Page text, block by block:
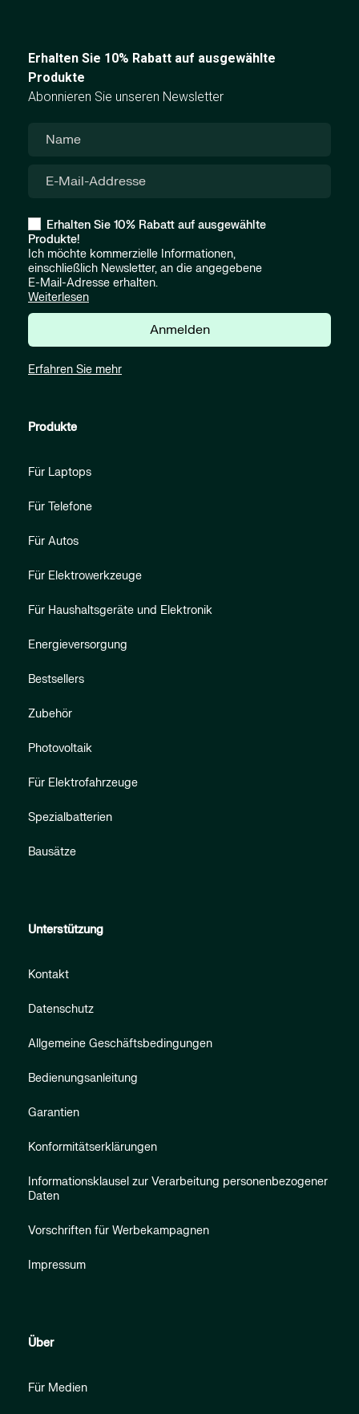
Erhalten Sie 10% Rabatt auf ausgewählte
Produkte
Abonnieren Sie unseren Newsletter
Erhalten Sie 10% Rabatt auf ausgewählte
Produkte!
Ich möchte kommerzielle Informationen,
einschließlich Newsletter, an die angegebene
E-Mail-Adresse erhalten.
Weiterlesen
Anmelden
Erfahren Sie mehr
Produkte
Für Laptops
Für Telefone
Für Autos
Für Elektrowerkzeuge
Für Haushaltsgeräte und Elektronik
Energieversorgung
Bestsellers
Zubehör
Photovoltaik
Für Elektrofahrzeuge
Spezialbatterien
Bausätze
Unterstützung
Kontakt
Datenschutz
Allgemeine Geschäftsbedingungen
Bedienungsanleitung
Garantien
Konformitätserklärungen
Informationsklausel zur Verarbeitung personenbezogener
Daten
Vorschriften für Werbekampagnen
Impressum
Über
Für Medien